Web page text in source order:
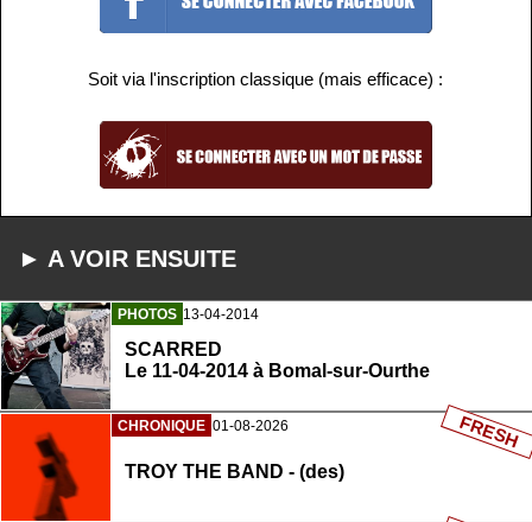
Soit via l'inscription classique (mais efficace) :
► A VOIR ENSUITE
PHOTOS 13-04-2014
SCARRED
Le 11-04-2014 à Bomal-sur-Ourthe
CHRONIQUE 01-08-2026
TROY THE BAND - (des)
FRESH